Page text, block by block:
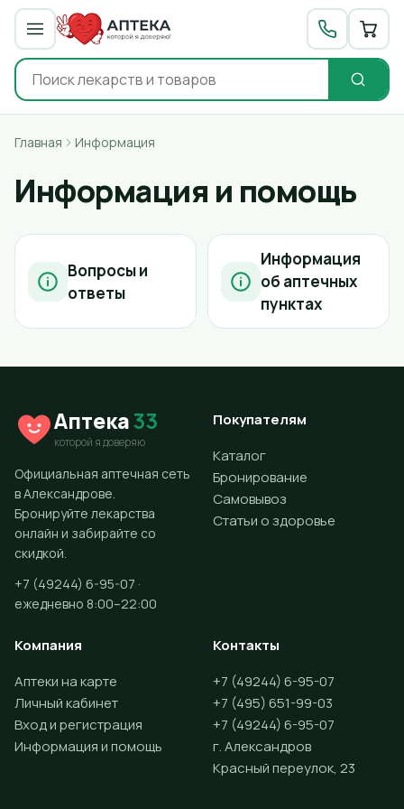
Главная Информация
Информация и помощь
Вопросы и
ответы
Информация
об аптечных
пунктах
Аптека33
которой я доверяю
Официальная аптечная сеть
в Александрове.
Бронируйте лекарства
онлайн и забирайте со
скидкой.
+7 (49244) 6-95-07 ·
ежедневно 8:00–22:00
Покупателям
Каталог
Бронирование
Самовывоз
Статьи о здоровье
Компания
Аптеки на карте
Личный кабинет
Вход и регистрация
Информация и помощь
Контакты
+7 (49244) 6-95-07
+7 (495) 651-99-03
+7 (49244) 6-95-07
г. Александров
Красный переулок, 23